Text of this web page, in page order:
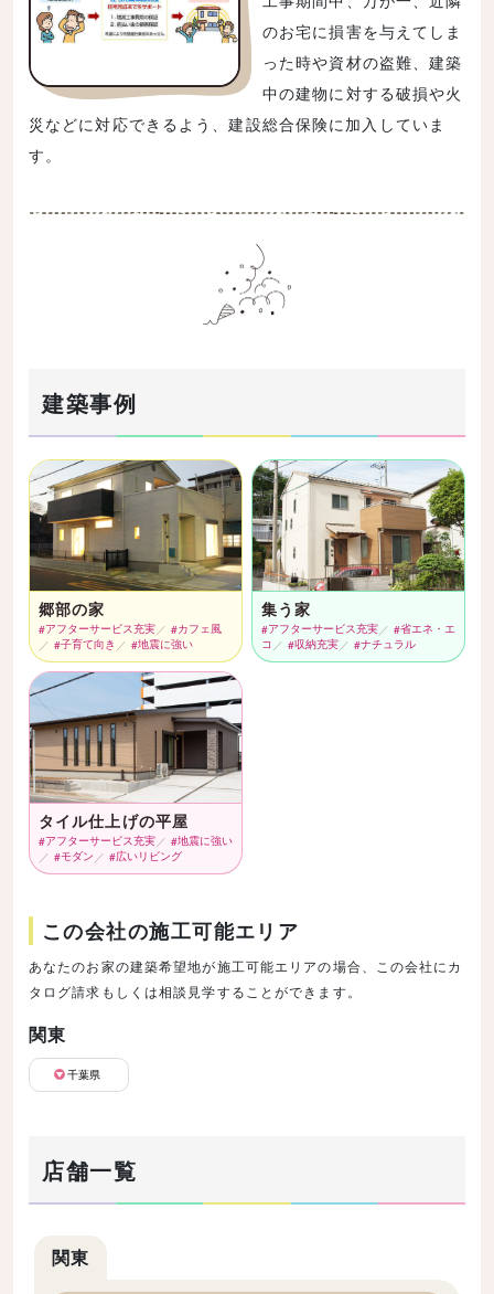
のお宅に損害を与えてしま
った時や資材の盗難、建築
中の建物に対する破損や火
災などに対応できるよう、建設総合保険に加入していま
す。
建築事例
郷部の家
アフターサービス充実
カフェ風
子育て向き
地震に強い
集う家
アフターサービス充実
省エネ・エ
コ
収納充実 ナチュラル
タイル仕上げの平屋
アフターサービス充実
地震に強い
モダン
広いリビング
この会社の施工可能エリア
あなたのお家の建築希望地が施工可能エリアの場合、この会社にカ
タログ請求もしくは相談見学することができます。
関東
千葉県
店舗一覧
関東